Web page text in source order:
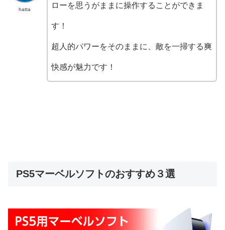
hatta
ローを思うがままに操作することができま
す！
超人的パワーをそのままに、敵を一掃する爽
快感が魅力です！
PS5マーベルソフトのおすすめ３選